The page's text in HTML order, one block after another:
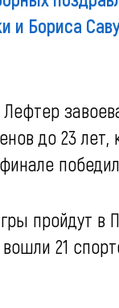
и Бориса
до 23
пройдут в
21